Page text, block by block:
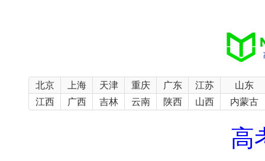
北京 上海 天津 重庆 广东 江苏
山东
江西
广西 吉林 云南 陕西 山西 内蒙古
高